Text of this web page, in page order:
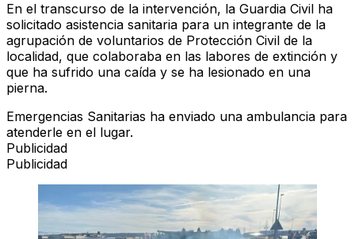
En el transcurso de la intervención, la Guardia Civil ha
solicitado asistencia sanitaria para un integrante de la
agrupación de voluntarios de Protección Civil de la
localidad, que colaboraba en las labores de extinción y
que ha sufrido una caída y se ha lesionado en una
pierna.
Emergencias Sanitarias ha enviado una ambulancia para
atenderle en el lugar.
Publicidad
Publicidad